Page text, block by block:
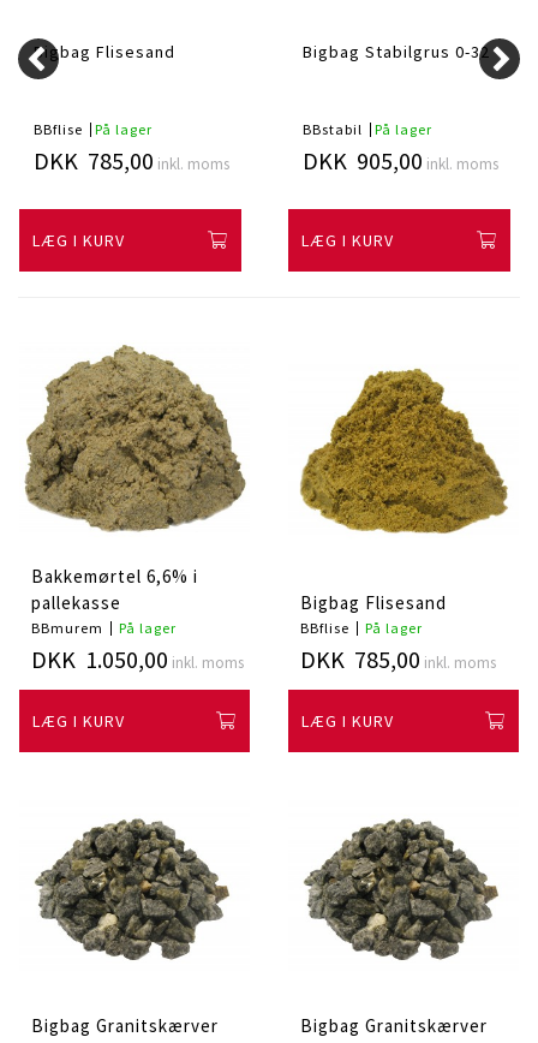
Bigbag Flisesand
BBflise På lager
DKK 785,00 inkl. moms
LÆG I KURV
Bigbag Stabilgrus 0-32
BBstabil På lager
DKK 905,00 inkl. moms
LÆG I KURV
Bakkemørtel 6,6% i
pallekasse
BBmurem På lager
DKK 1.050,00 inkl. moms
LÆG I KURV
Bigbag Flisesand
BBflise På lager
DKK 785,00 inkl. moms
LÆG I KURV
Bigbag Granitskærver
Bigbag Granitskærver